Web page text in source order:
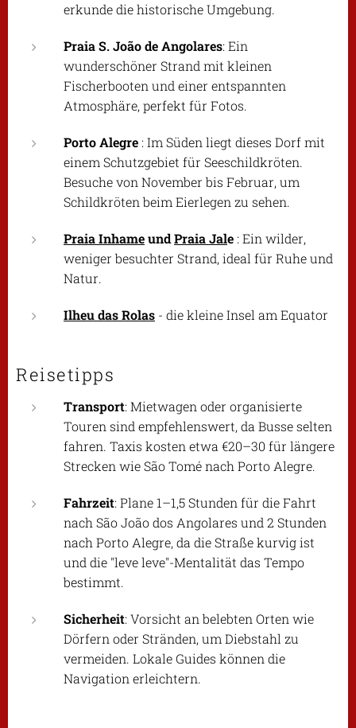
erkunde die historische Umgebung.
Praia S. João de Angolares: Ein
wunderschöner Strand mit kleinen
Fischerbooten und einer entspannten
Atmosphäre, perfekt für Fotos.
Porto Alegre : Im Süden liegt dieses Dorf mit
einem Schutzgebiet für Seeschildkröten.
Besuche von November bis Februar, um
Schildkröten beim Eierlegen zu sehen.
Praia InhameundPraia Jale : Ein wilder,
weniger besuchter Strand, ideal für Ruhe und
Natur.
Ilheu das Rolas - die kleine Insel am Equator
Reisetipps
Transport: Mietwagen oder organisierte
Touren sind empfehlenswert, da Busse selten
fahren. Taxis kosten etwa €20–30 für längere
Strecken wie São Tomé nach Porto Alegre.
Fahrzeit: Plane 1–1,5 Stunden für die Fahrt
nach São João dos Angolares und 2 Stunden
nach Porto Alegre, da die Straße kurvig ist
und die "leve leve"-Mentalität das Tempo
bestimmt.
Sicherheit: Vorsicht an belebten Orten wie
Dörfern oder Stränden, um Diebstahl zu
vermeiden. Lokale Guides können die
Navigation erleichtern.